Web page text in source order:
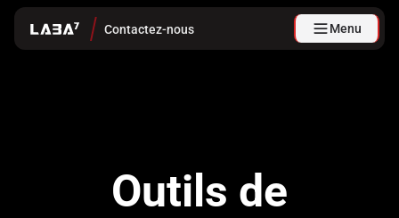
Contactez-nous Menu
Outils de